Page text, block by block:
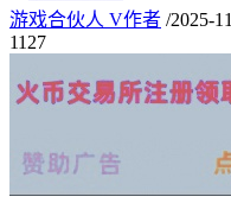
游戏合伙人 V作者 /2025-
11 27